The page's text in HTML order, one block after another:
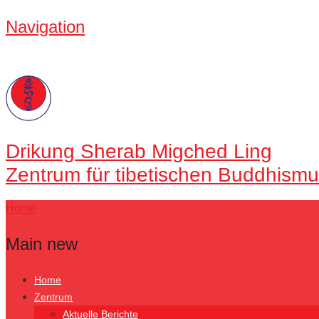
Navigation
Drikung Sherab Migched Ling
Zentrum für tibetischen
Home
Main new
Home
Zentrum
Aktuelle Berichte